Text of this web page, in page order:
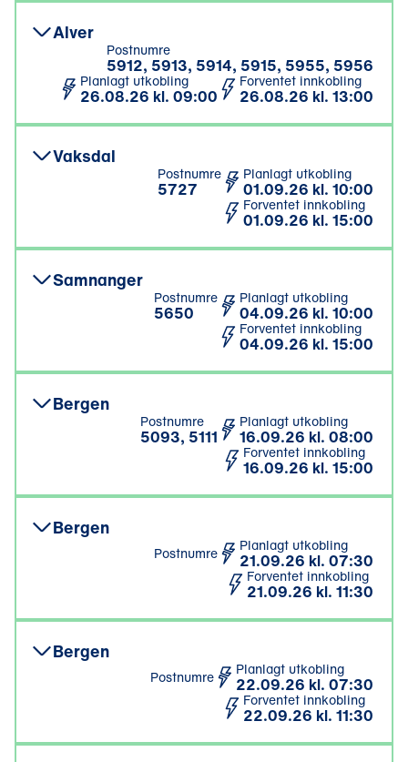
Alver
Postnumre
5912, 5913, 5914, 5915, 5955, 5956
Planlagt utkobling
26.08.26 kl. 09:00
Forventet innkobling
26.08.26 kl. 13:00
Vaksdal
Postnumre
5727
Planlagt utkobling
01.09.26 kl. 10:00
Forventet innkobling
01.09.26 kl. 15:00
Samnanger
Postnumre
5650
Planlagt utkobling
04.09.26 kl. 10:00
Forventet innkobling
04.09.26 kl. 15:00
Bergen
Postnumre
5093, 5111
Planlagt utkobling
16.09.26 kl. 08:00
Forventet innkobling
16.09.26 kl. 15:00
Bergen
Postnumre Planlagt utkobling
21.09.26 kl. 07:30
Forventet innkobling
21.09.26 kl. 11:30
Bergen
Postnumre Planlagt utkobling
22.09.26 kl. 07:30
Forventet innkobling
22.09.26 kl. 11:30